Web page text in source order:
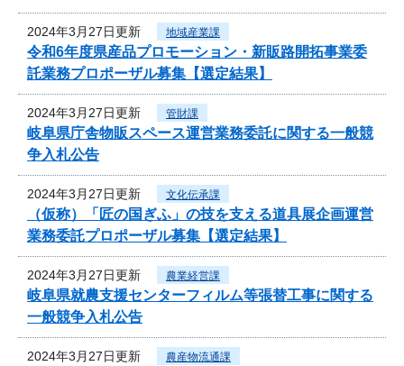
2024年3月27日更新 地域産業課
令和6年度県産品プロモーション・新販路開拓事業委
託業務プロポーザル募集【選定結果】
2024年3月27日更新 管財課
岐阜県庁舎物販スペース運営業務委託に関する一般競
争入札公告
2024年3月27日更新 文化伝承課
（仮称）「匠の国ぎふ」の技を支える道具展企画運営
業務委託プロポーザル募集【選定結果】
2024年3月27日更新 農業経営課
岐阜県就農支援センターフィルム等張替工事に関する
一般競争入札公告
2024年3月27日更新 農産物流通課